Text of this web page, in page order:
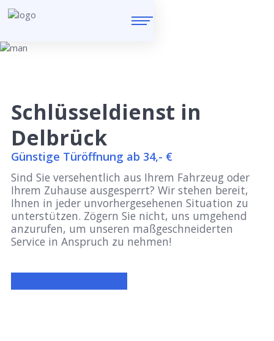
Schlüsseldienst in
Delbrück
Günstige Türöffnung ab 34,- €
Sind Sie versehentlich aus Ihrem Fahrzeug oder
Ihrem Zuhause ausgesperrt? Wir stehen bereit,
Ihnen in jeder unvorhergesehenen Situation zu
unterstützen. Zögern Sie nicht, uns umgehend
anzurufen, um unseren maßgeschneiderten
Service in Anspruch zu nehmen!